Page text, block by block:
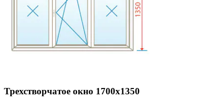
Трехстворчатое окно 1700х1350